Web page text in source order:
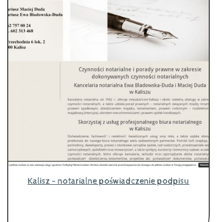
Kalisz - notarialne poświadczenie podpisu